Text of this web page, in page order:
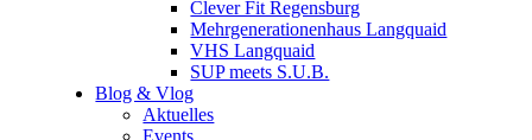
Clever Fit Regensburg
Mehrgenerationenhaus Langquaid
VHS Langquaid
SUP meets S.U.B.
Blog & Vlog
Aktuelles
Events